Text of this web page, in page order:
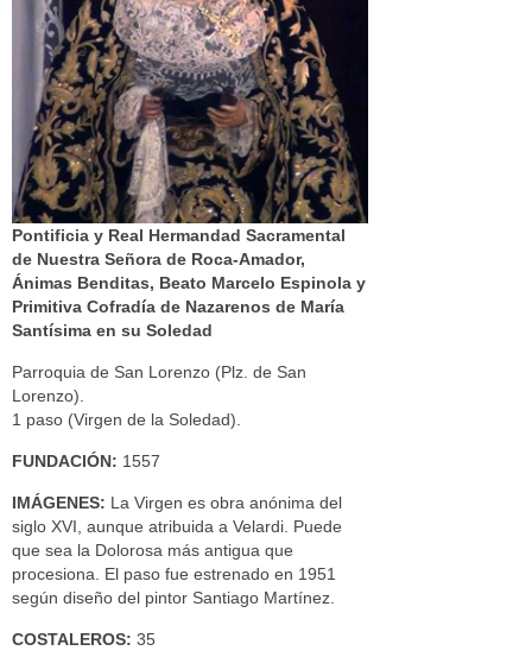
Pontificia y Real Hermandad Sacramental
de Nuestra Señora de Roca-Amador,
Ánimas Benditas, Beato Marcelo Espinola y
Primitiva Cofradía de Nazarenos de María
Santísima en su Soledad
Parroquia de San Lorenzo (Plz. de San
Lorenzo).
1 paso (Virgen de la Soledad).
FUNDACIÓN: 1557
IMÁGENES: La Virgen es obra anónima del
siglo XVI, aunque atribuida a Velardi. Puede
que sea la Dolorosa más antigua que
procesiona. El paso fue estrenado en 1951
según diseño del pintor Santiago Martínez.
COSTALEROS: 35